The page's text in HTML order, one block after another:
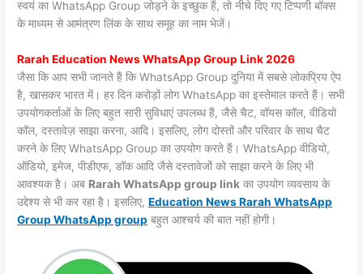
स्वयं का WhatsApp Group जोड़ने के इच्छुक हैं, तो नीचे दिए गए टिप्पणी बॉक्स
के माध्यम से आमंत्रण लिंक के साथ समूह का नाम भेजें।
Rarah Education News WhatsApp Group Link 2026
जैसा कि आप सभी जानते हैं कि WhatsApp Group दुनिया में सबसे लोकप्रिय ऐप
है, खासकर भारत में। हर दिन करोड़ों लोग WhatsApp का इस्तेमाल करते हैं। सभी
उपयोगकर्ताओं के लिए बहुत सारी सुविधाएं उपलब्ध हैं, जैसे चैट, वॉयस कॉल, वीडियो
कॉल, दस्तावेज़ साझा करना, आदि। इसलिए, लोग दोस्तों और परिवार के साथ चैट
करने के लिए WhatsApp Group का उपयोग करते हैं। WhatsApp वीडियो,
ऑडियो, इमेज, पीडीएफ, डॉक आदि जैसे दस्तावेजों को साझा करने के लिए भी
आवश्यक है। अब Rarah WhatsApp group link का उपयोग व्यवसाय के
उद्देश्य से भी कर रहा है। इसलिए,Education News Rarah WhatsApp
Group WhatsApp group बहुत आश्चर्य की बात नहीं होगी।